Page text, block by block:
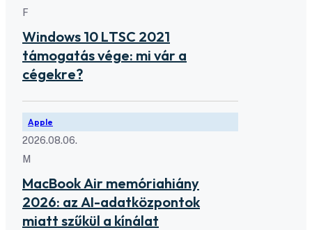
F
Windows 10 LTSC 2021
támogatás vége: mi vár a
cégekre?
Apple
2026.08.06.
M
MacBook Air memóriahiány
2026: az AI-adatközpontok
miatt szűkül a kínálat